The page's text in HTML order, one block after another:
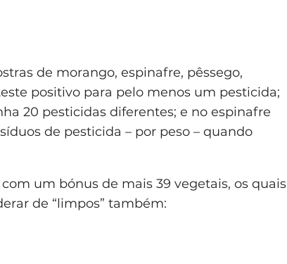
de morango, espinafre, pêssego,
positivo para pelo menos um pesticida;
20 pesticidas diferentes; e no espinafre
de pesticida – por peso – quando
um bónus de mais 39 vegetais, os quais
de “limpos” também: